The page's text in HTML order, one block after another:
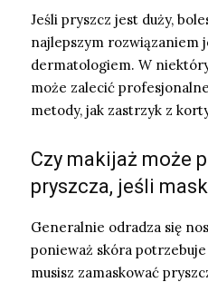
Jeśli pryszcz jest duży,
najlepszym rozwiązaniem
dermatologiem. W
może zalecić
metody, jak zastrzyk z
Czy makijaż może
pryszcza, jeśli
Generalnie odradza się
ponieważ skóra potrzebuje
musisz zamaskować